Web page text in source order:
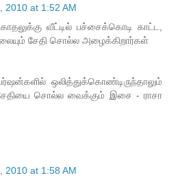
2010 at 1:52 AM
வீட்டில் பச்சைக்கொடி காட்ட,
சேதி சொல்ல அழைக்கிறார்கள்
ஒலித்துக்கொண்டிருந்தாலும்
சொல்ல வைக்கும் இசை - ராசா
2010 at 1:58 AM